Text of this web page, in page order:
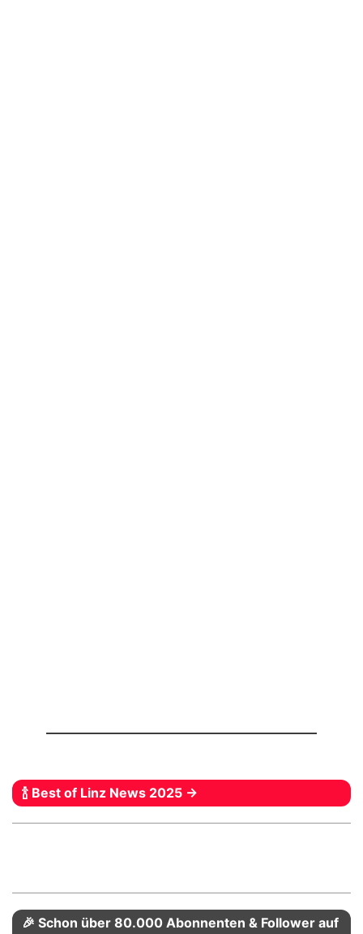
🍾 Best of Linz News 2025 →
🎉 Schon über 80.000 Abonnenten & Follower auf